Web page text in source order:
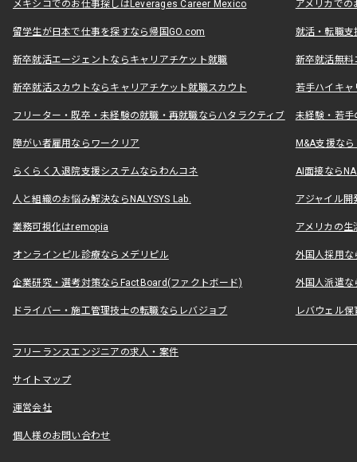
メキシコでのお仕事探しはLeverages Career Mexico アメリカで
留学生が日本で仕事を探すなら帰国GO.com 就活・転職
新卒就活エージェントならキャリアチケット就職 新卒就活無料
新卒就活スカウトならキャリアチケット就職スカウト 若手ハイキ
フリーター・既卒・未経験の就職・再就職ならハタラクティブ 未経験・若手
障がい者雇用ならワークリア M&A支援な
らくらく入退院支援システムならわんコネ AI面接なら
人と組織のお悩み解決ならNALYSYS Lab. アジャイル
業務可視化はremopia アメリカの
オンラインピル診療ならメデリピル 外国人採用
企業研究・選考対策ならFactBoard(ファクトボード) 外国人派遣な
ドライバー・施工管理技士の転職ならレバジョブ レバウェル
フリーランスエンジニアの求人・案件
サイトマップ
運営会社
個人様のお問い合わせ